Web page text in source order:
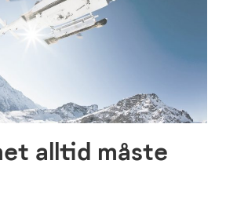
alltid måste